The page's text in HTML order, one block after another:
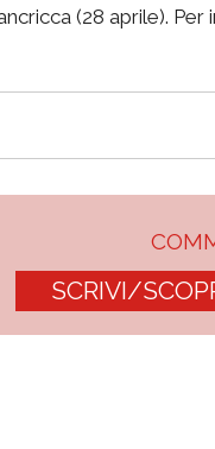
(28 aprile).
SCRIVI/